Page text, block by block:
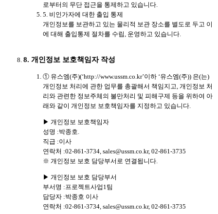
로부터의 무단 접근을 통제하고 있습니다.
5. 비인가자에 대한 출입 통제
개인정보를 보관하고 있는 물리적 보관 장소를 별도로 두고 이
에 대해 출입통제 절차를 수립, 운영하고 있습니다.
8. 개인정보 보호책임자 작성
① 유스엠(주)(‘http://www.ussm.co.kr’이하 ‘유스엠(주)) 은(는)
개인정보 처리에 관한 업무를 총괄해서 책임지고, 개인정보 처
리와 관련한 정보주체의 불만처리 및 피해구제 등을 위하여 아
래와 같이 개인정보 보호책임자를 지정하고 있습니다.
▶ 개인정보 보호책임자
성명 :박종호.
직급 :이사
연락처 :02-861-3734, sales@ussm.co.kr, 02-861-3735
※ 개인정보 보호 담당부서로 연결됩니다.
▶ 개인정보 보호 담당부서
부서명 :프로젝트사업1팀
담당자 :박종호 이사
연락처 :02-861-3734, sales@ussm.co.kr, 02-861-3735